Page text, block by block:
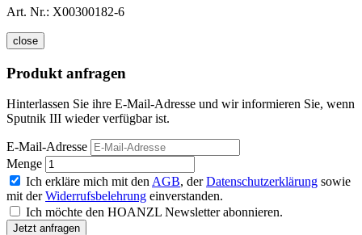
Art. Nr.: X00300182-6
close
Produkt anfragen
Hinterlassen Sie ihre E-Mail-Adresse und wir informieren Sie, wenn
Sputnik III wieder verfügbar ist.
E-Mail-Adresse
Menge
Ich erkläre mich mit den AGB, derDatenschutzerklärung sowie
mit derWiderrufsbelehrung einverstanden.
Ich möchte den HOANZL Newsletter abonnieren.